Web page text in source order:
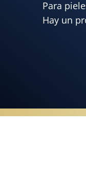
Para
Hay un